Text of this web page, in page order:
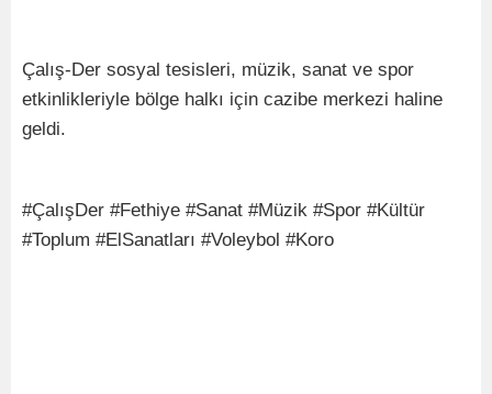
Çalış-Der sosyal tesisleri, müzik, sanat ve spor
etkinlikleriyle bölge halkı için cazibe merkezi haline
geldi.
#ÇalışDer #Fethiye #Sanat #Müzik #Spor #Kültür
#Toplum #ElSanatları #Voleybol #Koro